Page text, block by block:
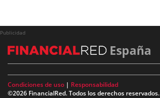
Publicidad
España
Condiciones de uso | Responsabilidad
©2026 FinancialRed. Todos los derechos reservados.